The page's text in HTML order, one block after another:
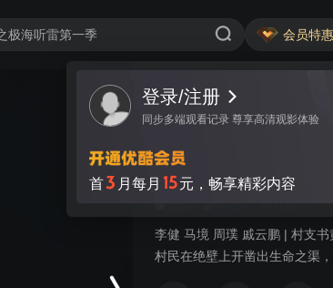
会员特惠
登录/注册
同步多端观看记录 尊享高清观影体验
首3 月每月 15元，畅享精彩内容
视频 讨论
高山清渠
时代传奇
李健 马境 周璞 戚云鹏 | 村支
村民在绝壁上开凿出生命之渠